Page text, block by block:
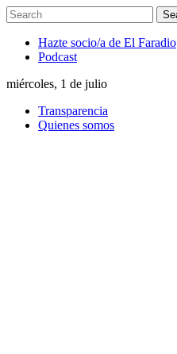
Hazte socio/a de El Faradio
Podcast
miércoles, 1 de julio
Transparencia
Quienes somos